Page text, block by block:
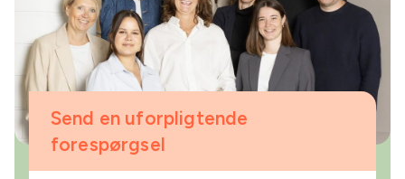
Send en uforpligtende
forespørgsel